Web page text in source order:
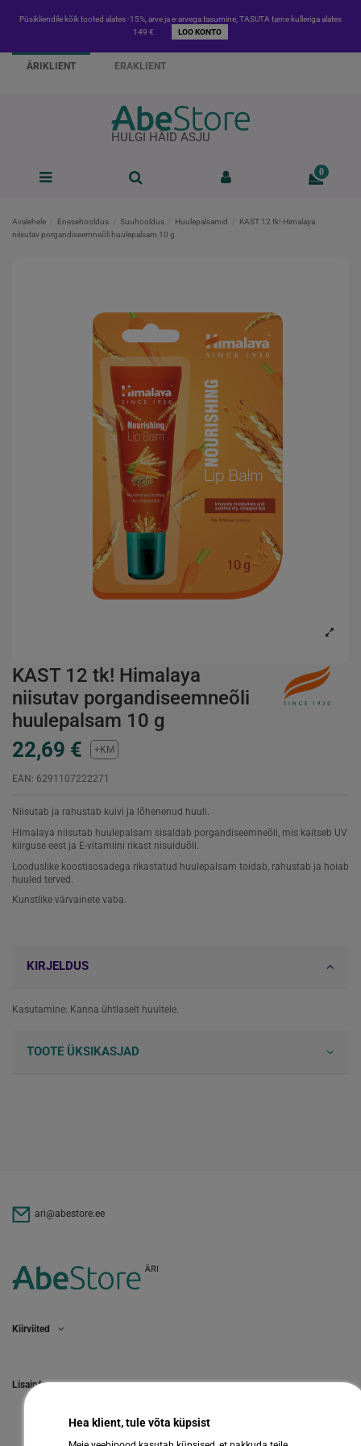
Püsikliendile kõik tooted alates -15%, arve ja e-arvega tasumine, TASUTA tarne kulleriga alates
149 €
LOO KONTO
ÄRIKLIENT ERAKLIENT
HULGI HÄID ASJU
0
Avalehele Enesehooldus Suuhooldus Huulepalsamid
KAST 12 tk! Himalaya
niisutav porgandiseemneõli huulepalsam 10 g
KAST 12 tk! Himalaya
niisutav porgandiseemneõli
huulepalsam 10 g
22,69 € +KM
EAN: 6291107222271
Niisutab ja rahustab kuivi ja lõhenenud huuli.
Himalaya niisutab huulepalsam sisaldab porgandiseemneõli, mis kaitseb UV
kiirguse eest ja E-vitamiini rikast nisuiduõli.
Looduslike koostisosadega rikastatud huulepalsam toidab, rahustab ja hoiab
huuled terved.
Kunstlike värvainete vaba.
KIRJELDUS
Kasutamine: Kanna ühtlaselt huultele.
TOOTE ÜKSIKASJAD
ari@abestore.ee
Kiirviited
Lisainfo
Hea klient, tule võta küpsist